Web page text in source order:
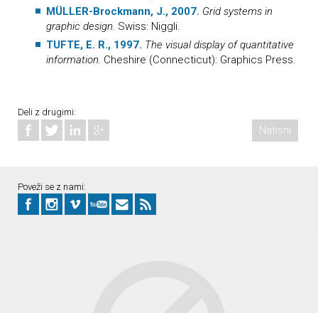
MÜLLER-Brockmann, J., 2007. Grid systems in
graphic design. Swiss: Niggli.
TUFTE, E. R., 1997. The visual display of quantitative
information. Cheshire (Connecticut): Graphics Press.
Deli z drugimi:
Natisni
Poveži se z nami: